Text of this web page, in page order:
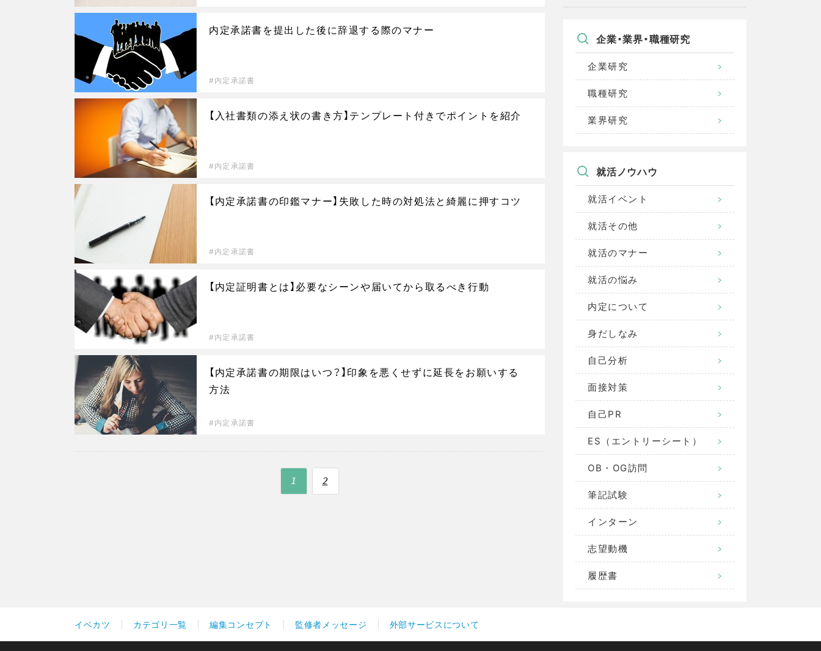
内定承諾書を提出した後に辞退する際のマナー
内定承諾書
【入社書類の添え状の書き方】テンプレート付きでポイントを紹介
内定承諾書
【内定承諾書の印鑑マナー】失敗した時の対処法と綺麗に押すコツ
内定承諾書
【内定証明書とは】必要なシーンや届いてから取るべき行動
内定承諾書
【内定承諾書の期限はいつ？】印象を悪くせずに延長をお願いする
方法
内定承諾書
1 2
企業・業界・職種研究
企業研究
職種研究
業界研究
就活ノウハウ
就活イベント
就活その他
就活のマナー
就活の悩み
内定について
身だしなみ
自己分析
面接対策
自己PR
ES（エントリーシート）
OB・OG訪問
筆記試験
インターン
志望動機
履歴書
イベカツ カテゴリ一覧 編集コンセプト 監修者メッセージ 外部サービスについて